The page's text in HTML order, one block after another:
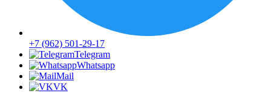
+7 (962) 501-29-17
Telegram
Whatsapp
Mail
VK